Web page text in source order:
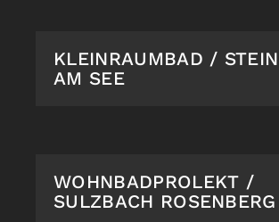
KLEINRAUMBAD /
AM SEE
WOHNBADPROLEKT /
SULZBACH ROSENBERG